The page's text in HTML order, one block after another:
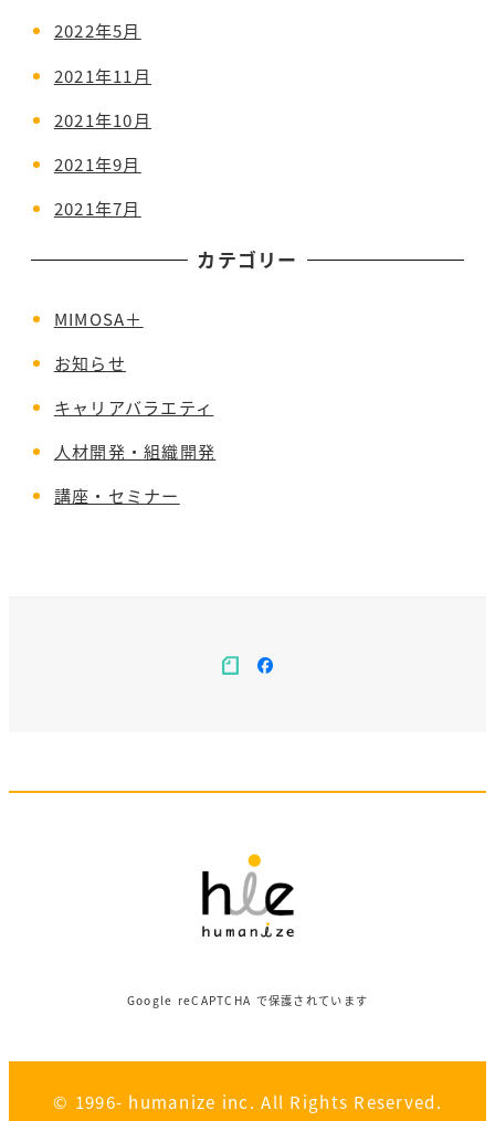
2022年5月
2021年11月
2021年10月
2021年9月
2021年7月
カテゴリー
MIMOSA＋
お知らせ
キャリアバラエティ
人材開発・組織開発
講座・セミナー
notefacebook
Google reCAPTCHA で保護されています
© 1996- humanize inc. All Rights Reserved.